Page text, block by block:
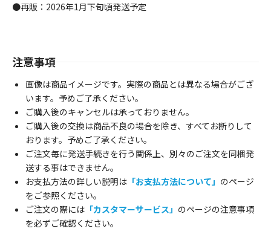
●再販：2026年1月下旬頃発送予定
注意事項
画像は商品イメージです。実際の商品とは異なる場合がござ
います。予めご了承ください。
ご購入後のキャンセルは承っておりません。
ご購入後の交換は商品不良の場合を除き、すべてお断りして
おります。予めご了承ください。
ご注文毎に発送手続きを行う関係上、別々のご注文を同梱発
送する事はできません。
お支払方法の詳しい説明は 「お支払方法について」 のページ
をご参照ください。
ご注文の際には 「カスタマーサービス」 のページの注意事項
を必ずご確認ください。